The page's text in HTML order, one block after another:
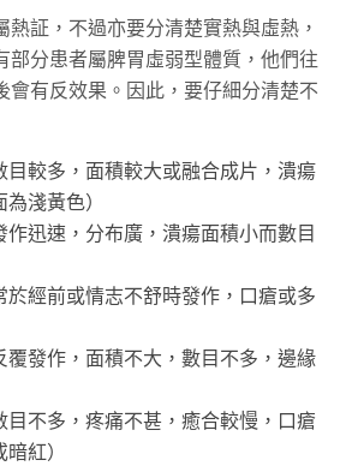
熱証，不過亦要分清楚實熱與虛熱，
部分患者屬脾胃虛弱型體質，他們往
會有反效果。因此，要仔細分清楚不
目較多，面積較大或融合成片，潰瘍
淺黃色）
作迅速，分布廣，潰瘍面積小而數目
於經前或情志不舒時發作，口瘡或多
覆發作，面積不大，數目不多，邊緣
目不多，疼痛不甚，癒合較慢，口瘡
紅）